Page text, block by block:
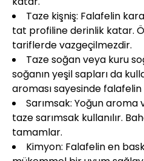
Taze kişniş: Falafelin
tat profiline derinlik katar.
tariflerde vazgeçilmezdir.
Taze soğan veya kuru
soğanın yeşil sapları da
aroması sayesinde falafelin
Sarımsak: Yoğun
taze sarımsak kullanılır.
tamamlar.
Kimyon: Falafelin en